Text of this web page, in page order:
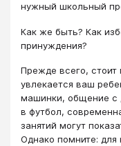
нужный школьный
Как же быть? Как
принуждения?
Прежде всего, стоит
увлекается ваш
машинки, общение с
в футбол,
занятий могут
Однако помните: